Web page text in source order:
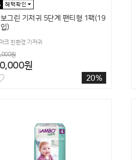
그린 기저귀 5단계 팬티형 1팩(19
)
크 친환경 기저귀
원
원
20%